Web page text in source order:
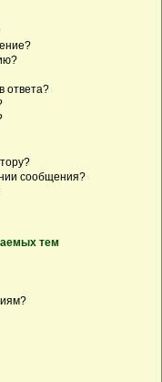
ответа?
сообщения?
тем